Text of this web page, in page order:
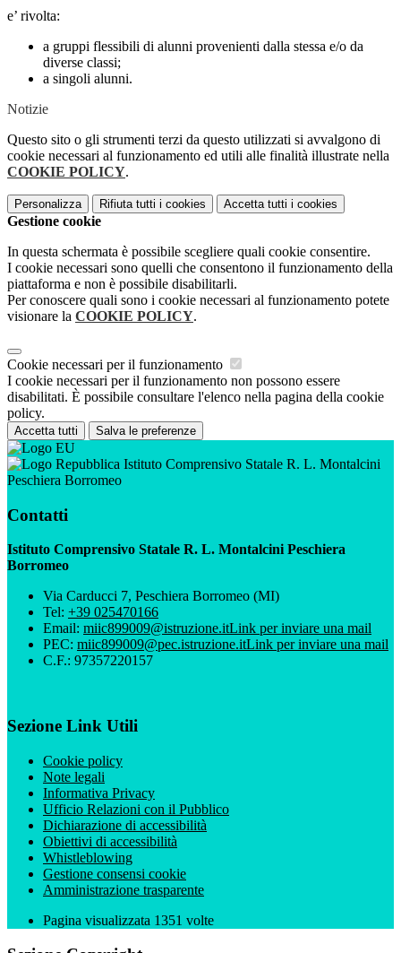
e’ rivolta:
a gruppi flessibili di alunni provenienti dalla stessa e/o da
diverse classi;
a singoli alunni.
Notizie
Questo sito o gli strumenti terzi da questo utilizzati si avvalgono di
cookie necessari al funzionamento ed utili alle finalità illustrate nella
COOKIE POLICY.
Personalizza Rifiuta tutti i cookies Accetta tutti i cookies
Gestione cookie
In questa schermata è possibile scegliere quali cookie consentire.
I cookie necessari sono quelli che consentono il funzionamento della
piattaforma e non è possibile disabilitarli.
Per conoscere quali sono i cookie necessari al funzionamento potete
visionare la COOKIE POLICY.
Cookie necessari per il funzionamento
I cookie necessari per il funzionamento non possono essere
disabilitati. È possibile consultare l'elenco nella pagina della cookie
policy.
Accetta tutti Salva le preferenze
Istituto Comprensivo Statale R. L. Montalcini
Peschiera Borromeo
Contatti
Istituto Comprensivo Statale R. L. Montalcini Peschiera
Borromeo
Via Carducci 7, Peschiera Borromeo (MI)
Tel: +39 025470166
Email: miic899009@istruzione.itLink per inviare una mail
PEC: miic899009@pec.istruzione.itLink per inviare una mail
C.F.: 97357220157
Sezione Link Utili
Cookie policy
Note legali
Informativa Privacy
Ufficio Relazioni con il Pubblico
Dichiarazione di accessibilità
Obiettivi di accessibilità
Whistleblowing
Gestione consensi cookie
Amministrazione trasparente
Pagina visualizzata 1351 volte